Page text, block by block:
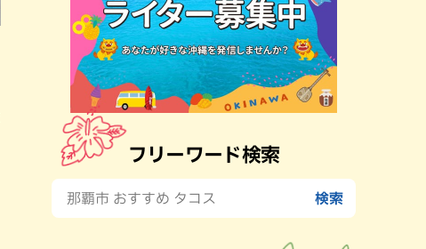
フリーワード検索